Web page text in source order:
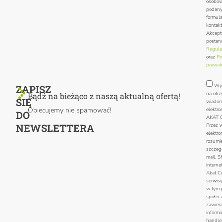
ZAPISZ
SIĘ
DO
NEWSLETTERA
Bądź na bieżąco z naszą aktualną ofertą!
Obiecujemy nie spamować!
oraz
na
AKAT
Przez
mail,
Akat
w tym